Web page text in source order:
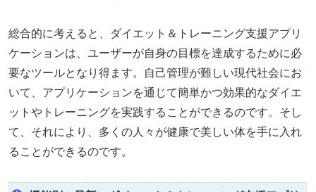
総合的に考えると、ダイエット＆トレーニング支援アプリ
ケーションは、ユーザーが自身の目標を達成するために必
要なツールとなり得ます。自己管理が難しい現代社会にお
いて、アプリケーションを通じて簡単かつ効果的なダイエ
ットやトレーニングを実践することができるのです。そし
て、それにより、多くの人々が健康で美しい体を手に入れ
ることができるのです。